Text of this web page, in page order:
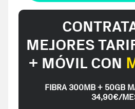
MEJORES
+ MÓVIL CON
FIBRA 300MB + 50GB
34,90€/